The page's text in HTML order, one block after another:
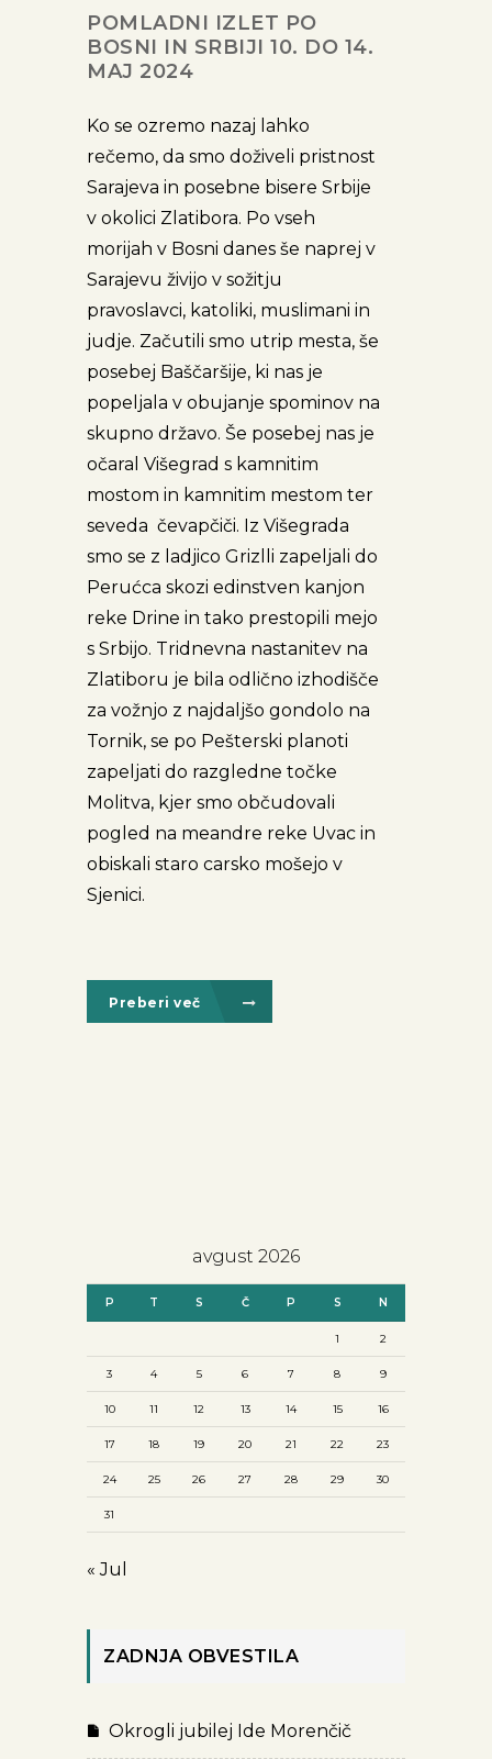
POMLADNI IZLET PO
BOSNI IN SRBIJI 10. DO 14.
MAJ 2024
Ko se ozremo nazaj lahko
rečemo, da smo doživeli pristnost
Sarajeva in posebne bisere Srbije
v okolici Zlatibora. Po vseh
morijah v Bosni danes še naprej v
Sarajevu živijo v sožitju
pravoslavci, katoliki, muslimani in
judje. Začutili smo utrip mesta, še
posebej Baščaršije, ki nas je
popeljala v obujanje spominov na
skupno državo. Še posebej nas je
očaral Višegrad s kamnitim
mostom in kamnitim mestom ter
seveda čevapčiči. Iz Višegrada
smo se z ladjico Grizlli zapeljali do
Perućca skozi edinstven kanjon
reke Drine in tako prestopili mejo
s Srbijo. Tridnevna nastanitev na
Zlatiboru je bila odlično izhodišče
za vožnjo z najdaljšo gondolo na
Tornik, se po Pešterski planoti
zapeljati do razgledne točke
Molitva, kjer smo občudovali
pogled na meandre reke Uvac in
obiskali staro carsko mošejo v
Sjenici.
Preberi več
avgust 2026
P T S Č P S N
1 2
3 4 5 6 7 8 9
10 11 12 13 14 15 16
17 18 19 20 21 22 23
24 25 26 27 28 29 30
31
« Jul
ZADNJA OBVESTILA
Okrogli jubilej Ide Morenčič